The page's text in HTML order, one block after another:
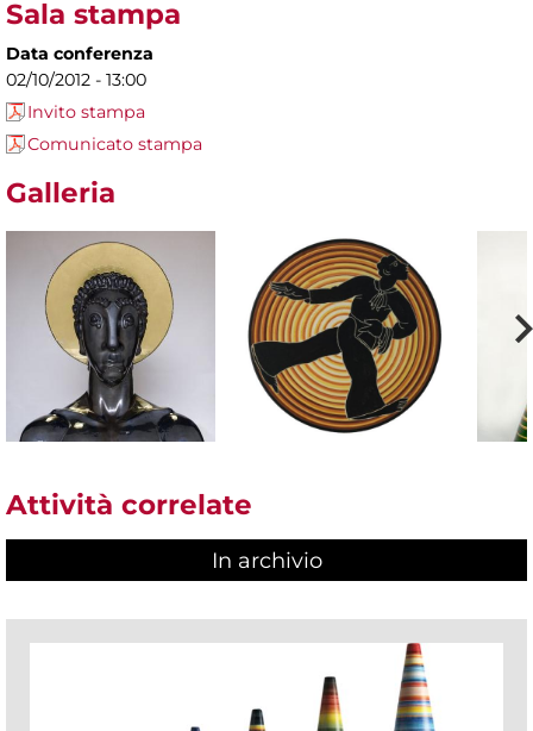
Sala stampa
Data conferenza
02/10/2012 - 13:00
Invito stampa
Comunicato stampa
Galleria
Attività correlate
In archivio